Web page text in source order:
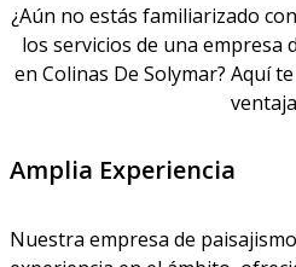
¿Aún no estás familiarizado
los servicios de una empresa
en Colinas De Solymar? Aquí
Amplia Experiencia
Nuestra empresa de